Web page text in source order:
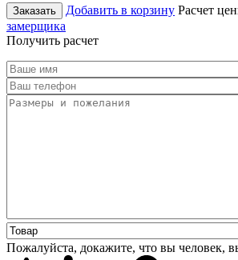
Заказать Добавить в корзину Расчет
замерщика
Получить расчет
Пожалуйста, докажите, что вы человек,